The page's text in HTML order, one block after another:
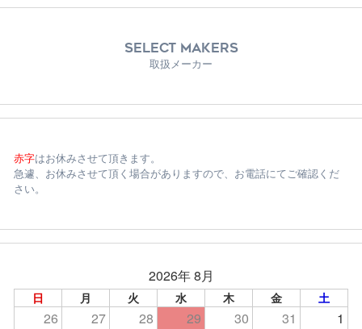
SELECT MAKERS
取扱メーカー
赤字はお休みさせて頂きます。
急遽、お休みさせて頂く場合がありますので、お電話にてご確認くだ
さい。
2026年 8月
日 月 火 水 木 金 土
26 27 28 29 30 31 1